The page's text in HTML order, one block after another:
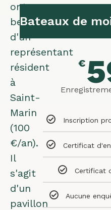
ont
besoin
d'un
représentant
résident
à
Saint-
Marin
(100
€/an).
Il
s'agit
d'un
pavillon
Bateaux de
€
Inscription
Certificat
Certificat
Aucune